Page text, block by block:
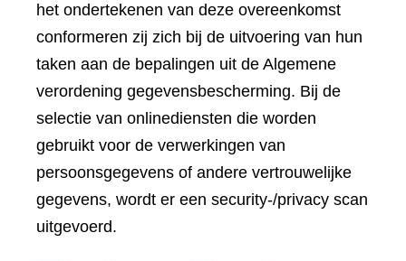
het ondertekenen van deze overeenkomst
conformeren zij zich bij de uitvoering van hun
taken aan de bepalingen uit de Algemene
verordening gegevensbescherming. Bij de
selectie van onlinediensten die worden
gebruikt voor de verwerkingen van
persoonsgegevens of andere vertrouwelijke
gegevens, wordt er een security-/privacy scan
uitgevoerd.